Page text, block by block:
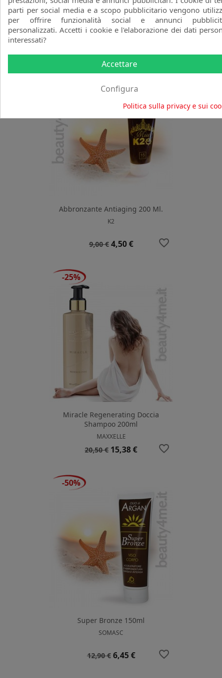
Olio Solare Superabbronzante
200ml
SOMASC
Abbronzante Antiaging 200 Ml.
K2
Prezzo
9,00 € Prezzo
4,50 €
-50%
favorite_border
Miracle Regenerating Doccia
Shampoo 200ml
MAXXELLE
Prezzo
20,50 € Prezzo
15,38 €
-25%
favorite_border
Super Bronze 150ml
SOMASC
Prezzo
12,90 € Prezzo
6,45 €
-50%
favorite_border
parti per social media e a scopo pubblicitario vengono
per offrire funzionalità social e annunci
personalizzati. Accetti i cookie e l'elaborazione dei dati
interessati?
Accettare
Configura
Politica sulla privacy e sui